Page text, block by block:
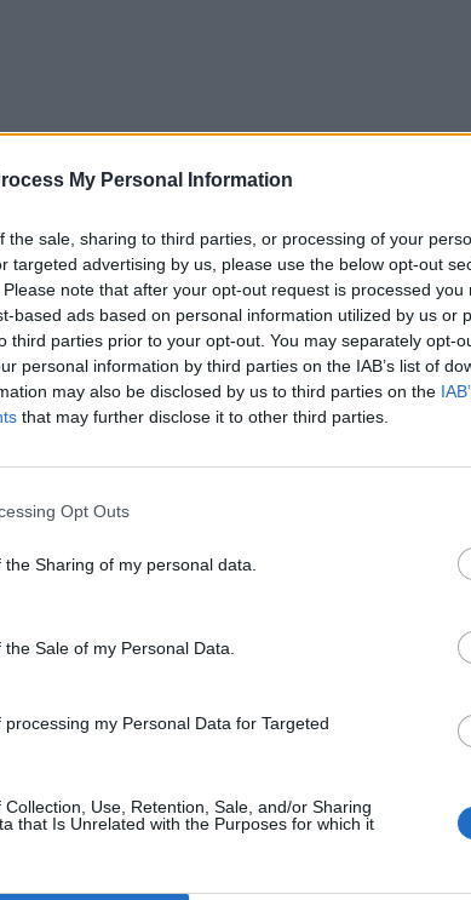
My Personal Information
the sale, sharing to third parties, or processing of your
targeted advertising by us, please use the below opt-out
note that after your opt-out request is processed you
based ads based on personal information utilized by us or
third parties prior to your opt-out. You may separately opt-
personal information by third parties on the IAB’s list of
may also be disclosed by us to third parties on the
that may further disclose it to other third parties.
Opt Outs
Sharing of my personal data.
Sale of my Personal Data.
my Personal Data for Targeted
Use, Retention, Sale, and/or Sharing
that Is Unrelated with the Purposes for which it